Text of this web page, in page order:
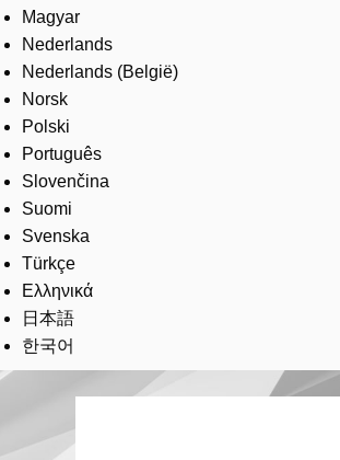
Magyar
Nederlands
Nederlands (België)
Norsk
Polski
Português
Slovenčina
Suomi
Svenska
Türkçe
Ελληνικά
日本語
한국어